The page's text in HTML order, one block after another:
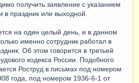
получить заявление с указанием
в праздник или выходной.
на один целый день, и в данном
именно сотрудник работал в
Об этом говорится в третьей
кодекса России. Подобного
Роструд в письмах под номером
года, под номером 1936-6-1 от